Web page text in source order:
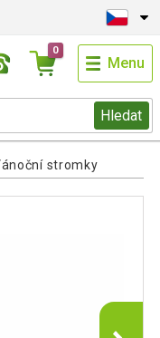
Hledat
0
Menu
stromky